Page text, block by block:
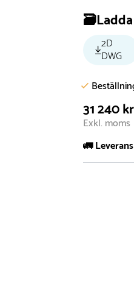
2D
DWG
31 240 kr
Exkl. moms
🚛